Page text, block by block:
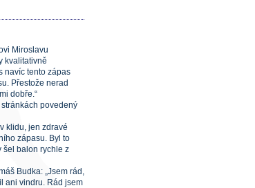
Miroslavu
kvalitativně
navíc tento zápas
Přestože nerad
dobře.“
povedený
klidu, jen zdravé
zápasu. Byl to
šel balon rychle z
Budka: „Jsem rád,
ani vindru. Rád jsem